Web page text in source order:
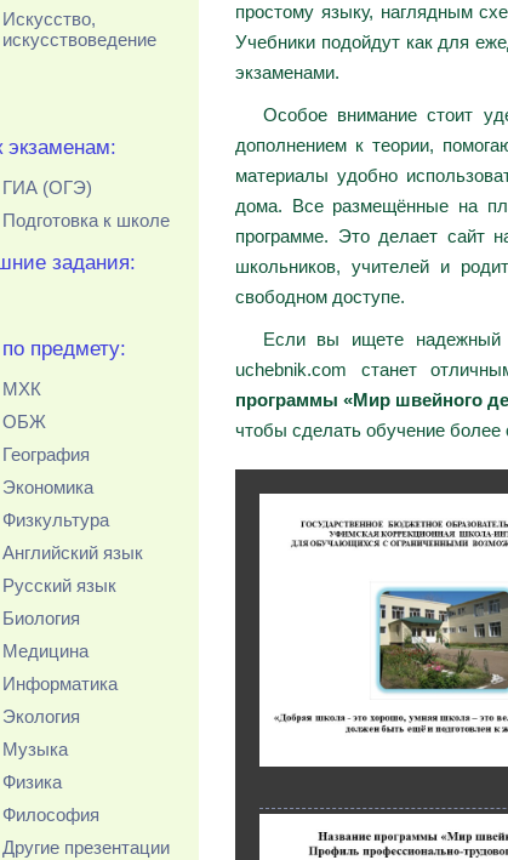
Искусство,
искусствоведение
экзаменам:
ГИА (ОГЭ)
Подготовка к школе
задания:
предмету:
МХК
ОБЖ
География
Экономика
Физкультура
Английский язык
Русский язык
Биология
Медицина
Информатика
Экология
Музыка
Физика
Философия
Другие презентации
простому языку, наглядным
Учебники подойдут как для
экзаменами.
Особое внимание стоит
дополнением к теории,
материалы удобно
дома. Все размещённые на
программе. Это делает сайт
школьников, учителей и
свободном доступе.
Если вы ищете надежный
uchebnik.com станет
программы «Мир швейного
чтобы сделать обучение более